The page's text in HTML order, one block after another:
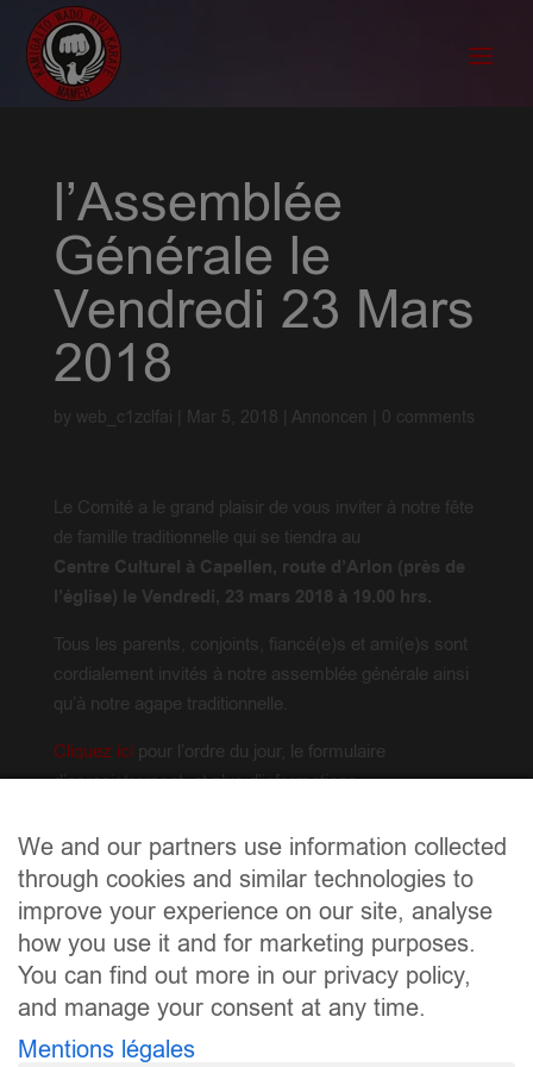
l’Assemblée
Générale le
Vendredi 23 Mars
2018
by web_c1zclfai Mar 5, 2018 Annoncen 0 comments
Le Comité a le grand plaisir de vous inviter à notre fête
de famille traditionnelle qui se tiendra au
Centre Culturel à Capellen, route d’Arlon (près de
l’église) le Vendredi, 23 mars 2018 à 19.00 hrs.
Tous les parents, conjoints, fiancé(e)s et ami(e)s sont
cordialement invités à notre assemblée générale ainsi
qu’à notre agape traditionnelle.
Cliquez ici pour l’ordre du jour, le formulaire
d’enregistrement, et plus d’informations.
2018 au plus tard.
We and our partners use information collected
through cookies and similar technologies to
improve your experience on our site, analyse
how you use it and for marketing purposes.
You can find out more in our privacy policy,
and manage your consent at any time.
Mentions légales